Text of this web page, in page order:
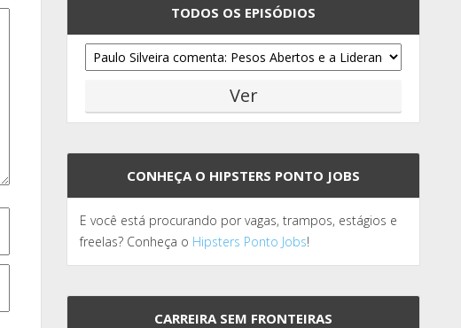
TODOS OS EPISÓDIOS
CONHEÇA O HIPSTERS PONTO JOBS
E você está procurando por vagas, trampos, estágios e
freelas? Conheça o Hipsters Ponto Jobs!
CARREIRA SEM FRONTEIRAS